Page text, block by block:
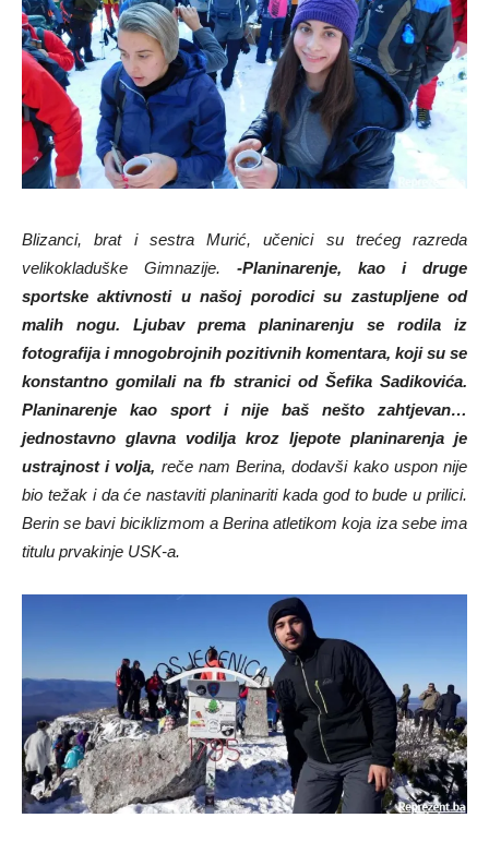
Blizanci, brat i sestra Murić, učenici su trećeg razreda
velikokladuške Gimnazije. -Planinarenje, kao i druge
sportske aktivnosti u našoj porodici su zastupljene od
malih nogu. Ljubav prema planinarenju se rodila iz
fotografija i mnogobrojnih pozitivnih komentara, koji su se
konstantno gomilali na fb stranici od Šefika Sadikovića.
Planinarenje kao sport i nije baš nešto zahtjevan…
jednostavno glavna vodilja kroz ljepote planinarenja je
ustrajnost i volja, reče nam Berina, dodavši kako uspon nije
bio težak i da će nastaviti planinariti kada god to bude u prilici.
Berin se bavi biciklizmom a Berina atletikom koja iza sebe ima
titulu prvakinje USK-a.